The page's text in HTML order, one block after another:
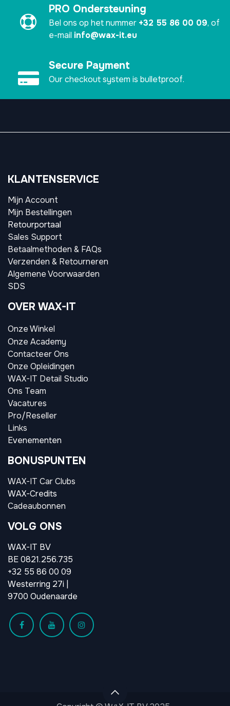
PRO Ondersteuning
Bel ons op het nummer +32 55 86 00 09, of
e-mail info@wax-it.eu
Secure Payment
Our checkout system is bulletproof.
KLANTENSERVICE
Mijn Account
Mijn Bestellingen
Retourportaal
Sales Support
Betaalmethoden & FAQs
Verzenden & Retourneren
Algemene Voorwaarden
SDS
OVER WAX-IT
Onze Winkel
Onze Academy
Contacteer Ons
Onze Opleidingen
WAX-IT Detail Studio
Ons Team
Vacatures
Pro/Reseller
Links
Evenementen
BONUSPUNTEN
WAX-IT Car Clubs
WAX-Credits
Cadeaubonnen
VOLG ONS
WAX-IT BV
BE 0821.256.735
+32 55 86 00 09
Westerring 27i |
9700 Oudenaarde